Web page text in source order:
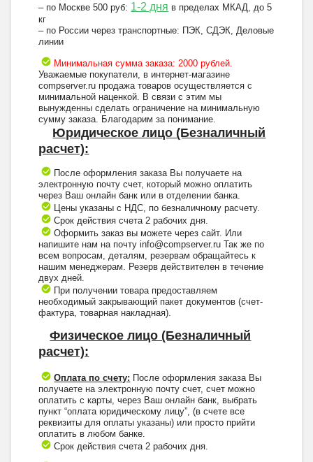
– по Москве 500 руб: 1-2 дня в пределах МКАД, до 5
кг
– по России через транспортные: ПЭК, СДЭК, Деловые
линии
Минимальная сумма заказа: 2000 рублей.
Уважаемые покупатели, в интернет-магазине
compserver.ru продажа товаров осуществляется с
минимальной наценкой. В связи с этим мы
вынужденны сделать ограничение на минимальную
сумму заказа. Благодарим за понимание.
Юридическое лицо (Безналичный
расчет):
После оформления заказа Вы получаете на
электронную почту счет, который можно оплатить
через Ваш онлайн банк или в отделении банка.
Цены указаны с НДС, по безналичному расчету.
Срок действия счета 2 рабочих дня.
Оформить заказ вы можете через сайт. Или
напишите нам на почту info@compserver.ru Так же по
всем вопросам, деталям, резервам обращайтесь к
нашим менеджерам. Резерв действителен в течение
двух дней.
При получении товара предоставляем
необходимый закрывающий пакет документов (счет-
фактура, товарная накладная).
Физическое лицо (Безналичный
расчет):
Оплата по счету: После оформления заказа Вы
получаете на электронную почту счет, счет можно
оплатить с карты, через Ваш онлайн банк, выбрать
пункт “оплата юридическому лицу”, (в счете все
реквизиты для оплаты указаны) или просто прийти
оплатить в любом банке.
Срок действия счета 2 рабочих дня.